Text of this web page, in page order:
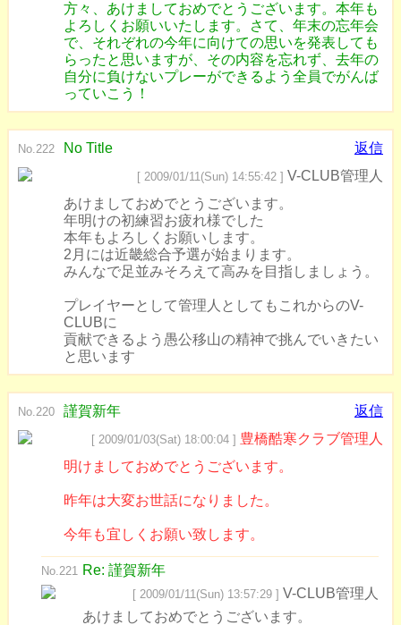
方々、あけましておめでとうございます。本年も
よろしくお願いいたします。さて、年末の忘年会
で、それぞれの今年に向けての思いを発表しても
らったと思いますが、その内容を忘れず、去年の
自分に負けないプレーができるよう全員でがんば
っていこう！
No.222 No Title 返信
[ 2009/01/11(Sun) 14:55:42 ] V-CLUB管理人
あけましておめでとうございます。
年明けの初練習お疲れ様でした
本年もよろしくお願いします。
2月には近畿総合予選が始まります。
みんなで足並みそろえて高みを目指しましょう。
プレイヤーとして管理人としてもこれからのV-
CLUBに
貢献できるよう愚公移山の精神で挑んでいきたい
と思います
No.220 謹賀新年 返信
[ 2009/01/03(Sat) 18:00:04 ] 豊橋酷寒クラブ管理人
明けましておめでとうございます。
昨年は大変お世話になりました。
今年も宜しくお願い致します。
No.221 Re: 謹賀新年
[ 2009/01/11(Sun) 13:57:29 ] V-CLUB管理人
あけましておめでとうございます。